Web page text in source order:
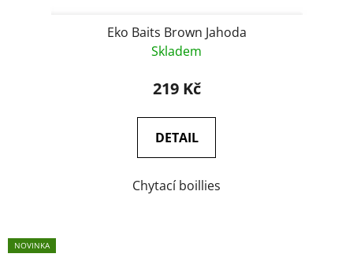
Eko Baits Brown Jahoda
Skladem
219 Kč
DETAIL
Chytací boillies
NOVINKA